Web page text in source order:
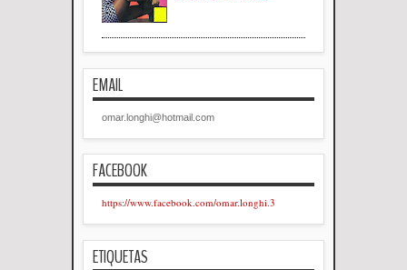
EMAIL
omar.longhi@hotmail.com
FACEBOOK
https://www.facebook.com/omar.longhi.3
ETIQUETAS